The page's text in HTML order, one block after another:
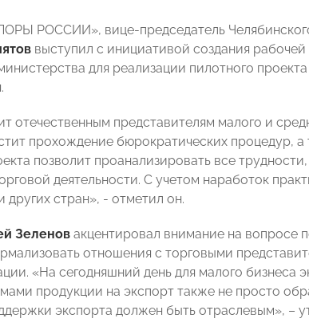
РОССИИ», вице-председатель
выступил с инициативой создания рабочей
для реализации пилотного
отечественным представителям малого и
прохождение бюрократических процедур,
позволит проанализировать все
деятельности. С учетом наработок
стран», - отметил он.
Зеленов акцентировал внимание на вопросе
отношения с торговыми
«На сегодняшний день для малого бизнеса
продукции на экспорт также не просто
экспорта должен быть отраслевым», –